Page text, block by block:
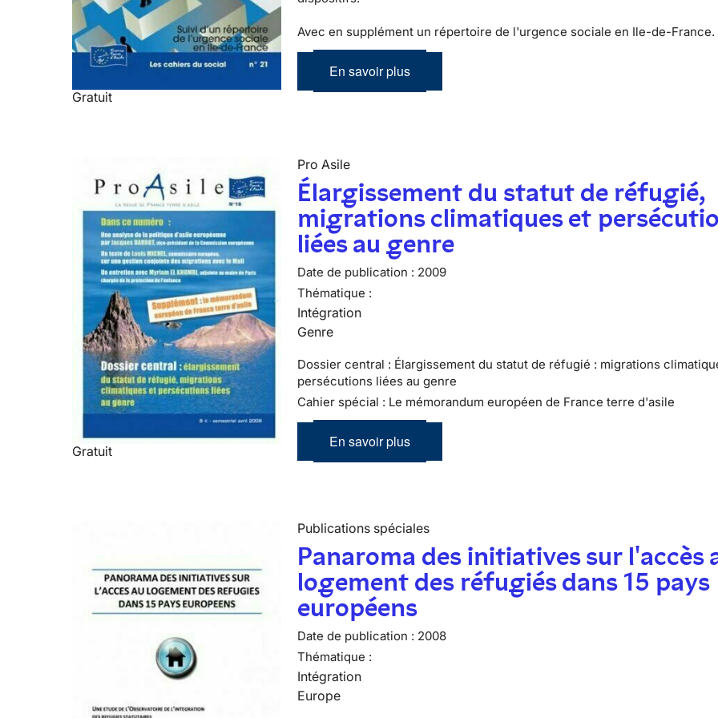
Gratuit
Avec en supplément un répertoire de l'urgence sociale en Ile-de-France.
En savoir plus
Gratuit
Pro Asile
Élargissement du statut de réfugié,
migrations climatiques et
liées au genre
Date de publication : 2009
Thématique :
Intégration
Genre
Dossier central : Élargissement du statut de réfugié : migrations
persécutions liées au genre
Cahier spécial : Le mémorandum européen de France terre d'asile
En savoir plus
Publications spéciales
Panaroma des initiatives sur l'accès
logement des réfugiés dans 15 pays
européens
Date de publication : 2008
Thématique :
Intégration
Europe